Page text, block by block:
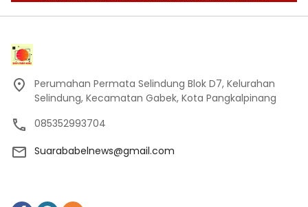
Perumahan Permata Selindung Blok D7, Kelurahan
Selindung, Kecamatan Gabek, Kota Pangkalpinang
085352993704
Suarababelnews@gmail.com